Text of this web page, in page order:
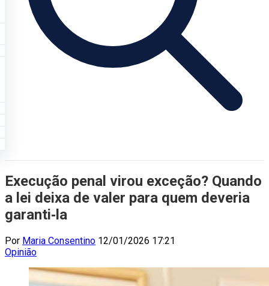
Execução penal virou exceção? Quando
a lei deixa de valer para quem deveria
garanti‑la
Por Maria Consentino 12/01/2026 17:21
Opinião